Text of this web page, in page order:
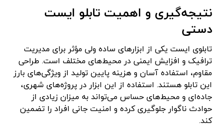
نتیجه‌گیری و اهمیت تابلو ایست
دستی
تابلوی ایست یکی از ابزارهای ساده ولی مؤثر برای مدیریت
ترافیک و افزایش ایمنی در محیط‌های مختلف است. طراحی
مقاوم، استفاده آسان و هزینه پایین تولید از ویژگی‌های بارز
این تابلو هستند. استفاده از این ابزار در پروژه‌های شهری،
جاده‌ای و محیط‌های حساس می‌تواند به میزان زیادی از
حوادث ناگوار جلوگیری کرده و امنیت جانی افراد را تضمین
کند.